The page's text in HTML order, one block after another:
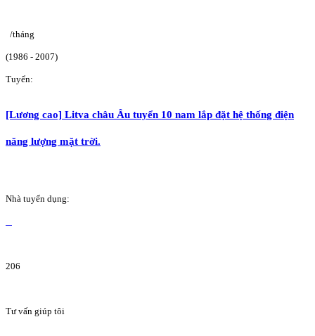
/tháng
(1986 - 2007)
Tuyển:
[Lương cao] Litva châu Âu tuyển 10 nam lắp đặt hệ thống điện
năng lượng mặt trời.
Nhà tuyển dụng:
206
Tư vấn giúp tôi